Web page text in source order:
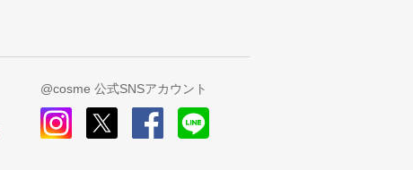
@cosme 公式SNSアカウント